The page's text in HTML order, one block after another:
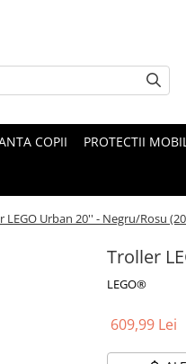
COPII PROTECTII
LEGO Urban 20'' - Negru/Rosu
Troller
LEGO®
609,99 Lei